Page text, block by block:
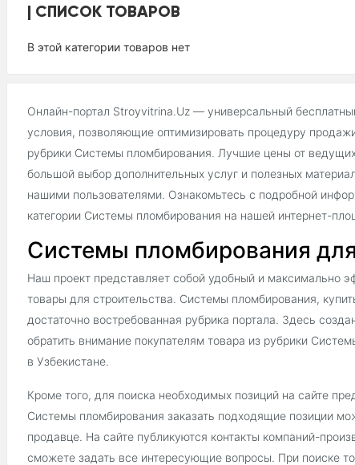
СПИСОК ТОВАРОВ
В этой категории товаров нет
Онлайн-портал Stroyvitrina.Uz — универсальный
условия, позволяющие оптимизировать процедуру
рубрики Системы пломбирования. Лучшие цены от
большой выбор дополнительных услуг и полезных
нашими пользователями. Ознакомьтесь с подробной
категории Системы пломбирования на нашей интернет-
Системы пломбирования
Наш проект представляет собой удобный и максимально
товары для строительства. Системы пломбирования,
достаточно востребованная рубрика портала. Здесь
обратить внимание покупателям товара из рубрики
в Узбекистане.
Кроме того, для поиска необходимых позиций на сайте
Системы пломбирования заказать подходящие позиции
продавце. На сайте публикуются контакты компаний-
сможете задать все интересующие вопросы. При поиске